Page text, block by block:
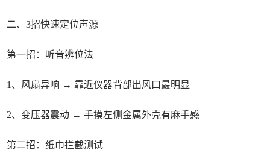
二、3招快速定位声源
第一招：听音辨位法
1、风扇异响 → 靠近仪器背部出风口最明显
2、变压器震动 → 手摸左侧金属外壳有麻手感
第二招：纸巾拦截测试